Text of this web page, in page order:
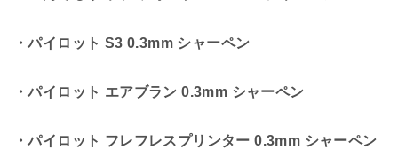
・パイロット S3 0.3mm シャーペン
・パイロット エアブラン 0.3mm シャーペン
・パイロット フレフレスプリンター 0.3mm シャーペン